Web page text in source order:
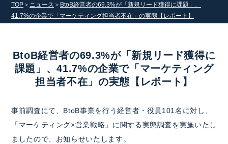
TOP ニュース
BtoB経営者の69.3%が「新規リード獲得に課題」、
41.7%の企業で「マーケティング担当者不在」の実態【レポート】
BtoB経営者の69.3%が「新規リード獲得に
課題」、41.7%の企業で「マーケティング
担当者不在」の実態【レポート】
事前調査にて、BtoB事業を行う経営者・役員101名に対し、
「マーケティング×営業戦略」に関する実態調査を実施いたし
ましたので、お知らせいたします。